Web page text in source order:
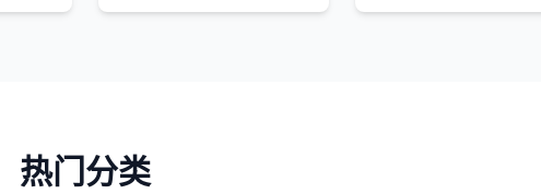
热门分类